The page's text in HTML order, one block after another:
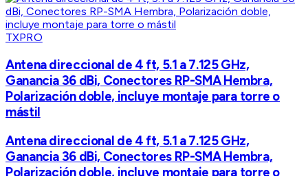
TXPRO
Antena direccional de 4 ft, 5.1 a 7.125 GHz,
Ganancia 36 dBi, Conectores RP-SMA Hembra,
Polarización doble, incluye montaje para torre o
mástil
Antena direccional de 4 ft, 5.1 a 7.125 GHz,
Ganancia 36 dBi, Conectores RP-SMA Hembra,
Polarización doble, incluye montaje para torre o